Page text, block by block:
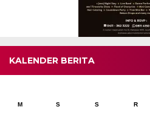
KALENDER BERITA
M S S R